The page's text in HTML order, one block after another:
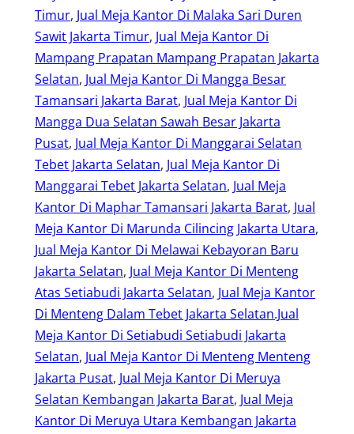
Timur, Jual Meja Kantor Di Malaka Sari Duren
Sawit Jakarta Timur, Jual Meja Kantor Di
Mampang Prapatan Mampang Prapatan Jakarta
Selatan, Jual Meja Kantor Di Mangga Besar
Tamansari Jakarta Barat, Jual Meja Kantor Di
Mangga Dua Selatan Sawah Besar Jakarta
Pusat, Jual Meja Kantor Di Manggarai Selatan
Tebet Jakarta Selatan, Jual Meja Kantor Di
Manggarai Tebet Jakarta Selatan, Jual Meja
Kantor Di Maphar Tamansari Jakarta Barat, Jual
Meja Kantor Di Marunda Cilincing Jakarta Utara
Jual Meja Kantor Di Melawai Kebayoran Baru
Jakarta Selatan, Jual Meja Kantor Di Menteng
Atas Setiabudi Jakarta Selatan, Jual Meja Kantor
Di Menteng Dalam Tebet Jakarta Selatan.Jual
Meja Kantor Di Setiabudi Setiabudi Jakarta
Selatan, Jual Meja Kantor Di Menteng Menteng
Jakarta Pusat, Jual Meja Kantor Di Meruya
Selatan Kembangan Jakarta Barat, Jual Meja
Kantor Di Meruya Utara Kembangan Jakarta